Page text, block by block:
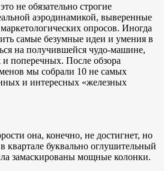
не обязательно строгие
аэродинамикой, выверенные
опросов. Иногда
самые безумные идеи и умения в
на получившейся чудо-машине,
поперечных. После обзора
мы собрали 10 не самых
и интересных «железных
она, конечно, не достигнет, но
квартале буквально оглушительный
замаскированы мощные колонки.